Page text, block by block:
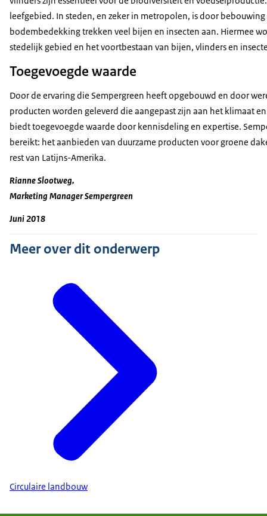
leefgebied. In steden, en zeker in metropolen, is door
bodembedekking trekken veel bijen en insecten aan. Hiermee
stedelijk gebied en het voortbestaan van bijen, vlinders en
Toegevoegde waarde
Door de ervaring die Sempergreen heeft opgebouwd en door
producten worden geleverd die aangepast zijn aan het klimaat
biedt toegevoegde waarde door kennisdeling en expertise.
bereikt: het aanbieden van duurzame producten voor groene
rest van Latijns-Amerika.
Rianne Slootweg,
Marketing Manager Sempergreen
Juni 2018
Meer over dit onderwerp
Circulaire landbouw